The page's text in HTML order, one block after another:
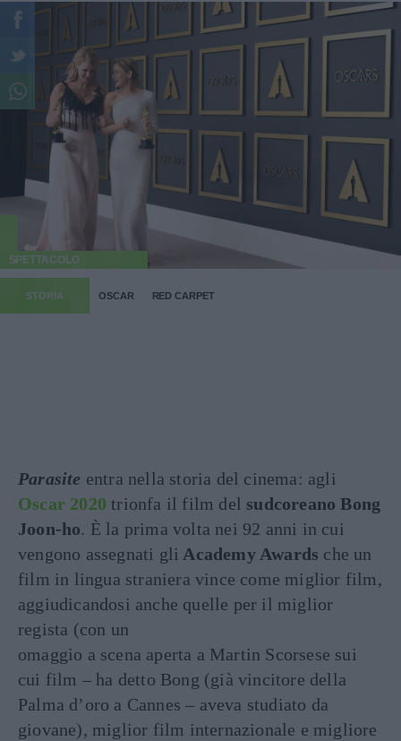
SPETTACOLO
STORIA OSCAR RED CARPET
Parasite entra nella storia del cinema: agli
Oscar 2020 trionfa il film del sudcoreano Bong
Joon-ho. È la prima volta nei 92 anni in cui
vengono assegnati gli Academy Awards che un
film in lingua straniera vince come miglior film,
aggiudicandosi anche quelle per il miglior
regista (con un
omaggio a scena aperta a Martin Scorsese sui
cui film – ha detto Bong (già vincitore della
Palma d’oro a Cannes – aveva studiato da
giovane), miglior film internazionale e migliore